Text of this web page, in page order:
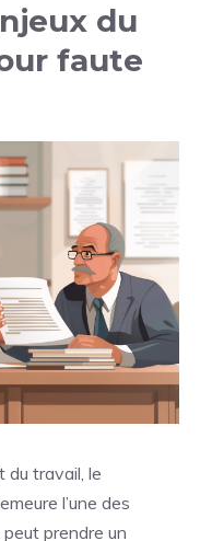
du
faute
du travail, le
l’une des
prendre un